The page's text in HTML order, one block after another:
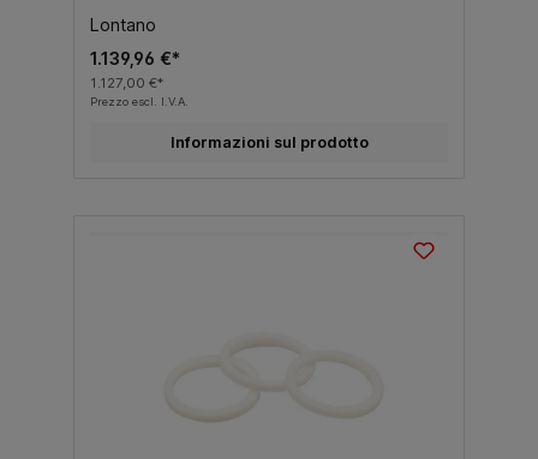
Lontano
1.139,96 €*
1.127,00 €*
Prezzo escl. I.V.A.
Informazioni sul prodotto